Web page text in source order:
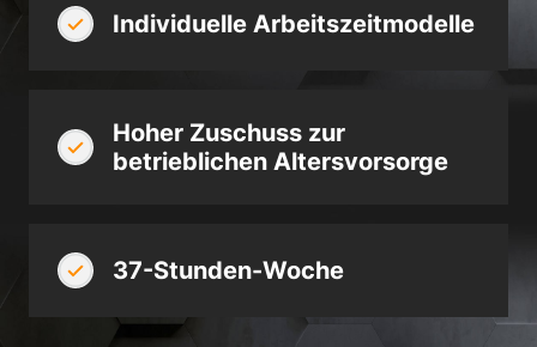
Individuelle Arbeitszeitmodelle
Hoher Zuschuss zur
betrieblichen Altersvorsorge
37-Stunden-Woche